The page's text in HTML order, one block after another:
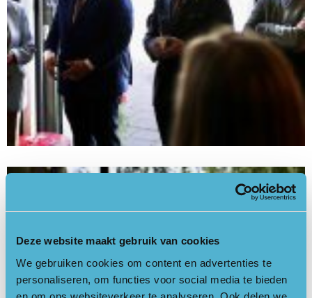
Deze website maakt gebruik van cookies
We gebruiken cookies om content en advertenties te
personaliseren, om functies voor social media te bieden